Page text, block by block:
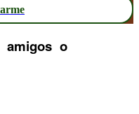
amigos o